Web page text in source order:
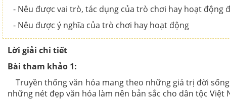
- Nêu được vai trò, tác dụng của trò chơi hay hoạt động
- Nêu được ý nghĩa của trò chơi hay hoạt động
Lời giải chi tiết
Bài tham khảo 1:
Truyền thống văn hóa mang theo những giá trị đời
những nét đẹp văn hóa làm nên bản sắc cho dân tộc